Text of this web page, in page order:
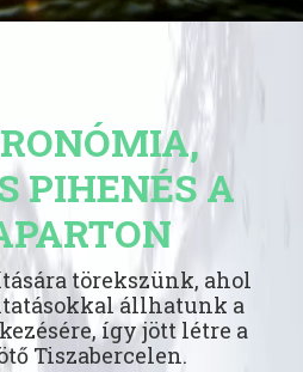
PIHENÉS A
törekszünk, ahol
állhatunk a
így jött létre a
Tiszabercelen.